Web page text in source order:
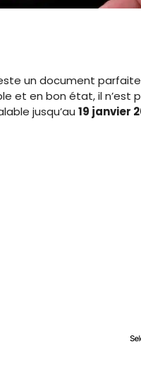
un document
et en bon état, il n’est
jusqu’au 19 janvier